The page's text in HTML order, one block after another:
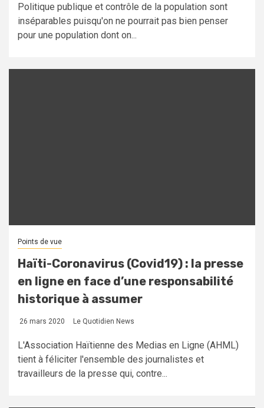
Politique publique et contrôle de la population sont
inséparables puisqu'on ne pourrait pas bien penser
pour une population dont on...
Points de vue
Haïti-Coronavirus (Covid19) : la presse
en ligne en face d’une responsabilité
historique à assumer
26 mars 2020 Le Quotidien News
L'Association Haïtienne des Medias en Ligne (AHML)
tient à féliciter l'ensemble des journalistes et
travailleurs de la presse qui, contre...